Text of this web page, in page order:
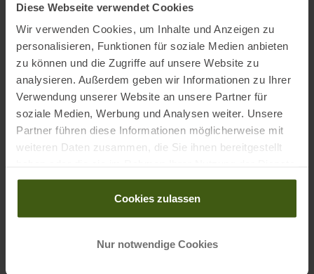
Diese Webseite verwendet Cookies
Wir verwenden Cookies, um Inhalte und Anzeigen zu
personalisieren, Funktionen für soziale Medien anbieten
zu können und die Zugriffe auf unsere Website zu
analysieren. Außerdem geben wir Informationen zu Ihrer
Verwendung unserer Website an unsere Partner für
soziale Medien, Werbung und Analysen weiter. Unsere
Partner führen diese Informationen möglicherweise mit
weiteren Daten zusammen, die Sie ihnen bereitgestellt
gesammelt haben.
Cookies zulassen
Nur notwendige Cookies
Informationen zu EU Verordnung GPSR
Postanschrift des Herstellers:
Via Lungo Adda V Alpini, 118, 23037
Tirano (SO), IT
Elektronische Adresse des Herstellers:
help@crazy.it